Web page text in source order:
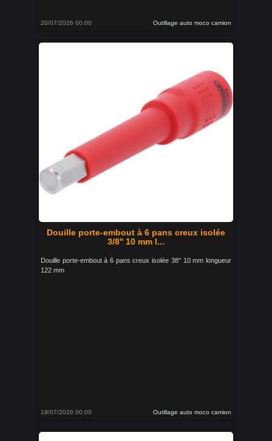
20/07/2026 00:00 Outillage auto moco camion
Douille porte-embout à 6 pans creux isolée
3/8'' 10 mm l...
Douille porte-embout à 6 pans creux isolée 38'' 10 mm longueur
122 mm
19/07/2026 00:00 Outillage auto moco camion